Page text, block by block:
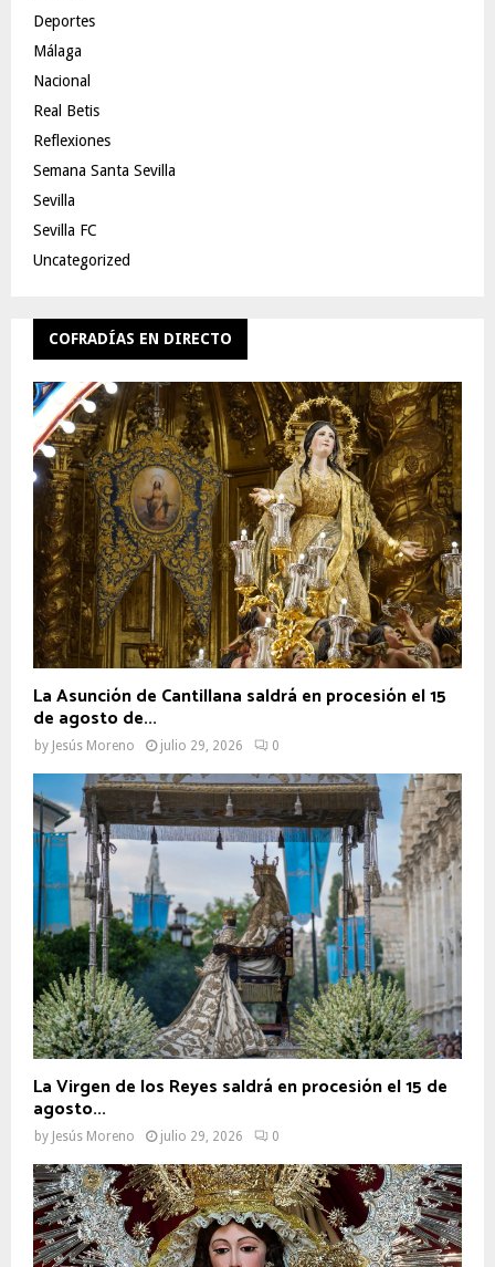
Deportes
Málaga
Nacional
Real Betis
Reflexiones
Semana Santa Sevilla
Sevilla
Sevilla FC
Uncategorized
COFRADÍAS EN DIRECTO
La Asunción de Cantillana saldrá en procesión el 15
de agosto de...
by Jesús Moreno julio 29, 2026 0
La Virgen de los Reyes saldrá en procesión el 15 de
agosto...
by Jesús Moreno julio 29, 2026 0